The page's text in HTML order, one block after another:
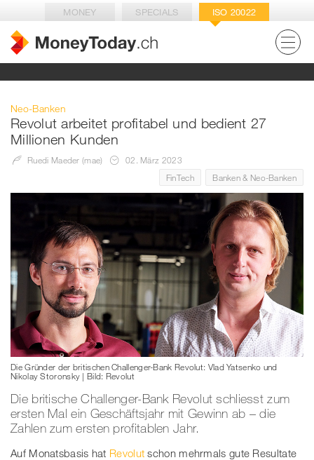
MONEY SPECIALS ISO 20022
Neo-Banken
Revolut arbeitet profitabel und bedient 27
Millionen Kunden
Ruedi Maeder (mae)
02. März 2023
FinTech
Banken & Neo-Banken
Die Gründer der britischen Challenger-Bank Revolut: Vlad Yatsenko und
Nikolay Storonsky | Bild: Revolut
Die britische Challenger-Bank Revolut schliesst zum
ersten Mal ein Geschäftsjahr mit Gewinn ab – die
Zahlen zum ersten profitablen Jahr.
Auf Monatsbasis hat Revolut schon mehrmals gute Resultate